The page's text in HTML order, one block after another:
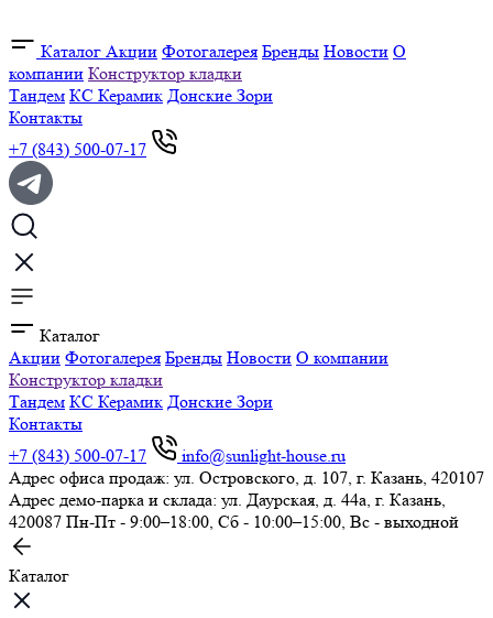
Каталог Акции Фотогалерея Бренды Новости О
компании Конструктор кладки
Тандем КС Керамик Донские Зори
Контакты
+7 (843) 500-07-17
Каталог
Акции Фотогалерея Бренды Новости О компании
Конструктор кладки
Тандем КС Керамик Донские Зори
Контакты
+7 (843) 500-07-17
info@sunlight-house.ru
Адрес офиса продаж: ул. Островского, д. 107, г. Казань, 420107
Адрес демо-парка и склада: ул. Даурская, д. 44а, г. Казань,
420087 Пн-Пт - 9:00–18:00, Сб - 10:00–15:00, Вс - выходной
Каталог